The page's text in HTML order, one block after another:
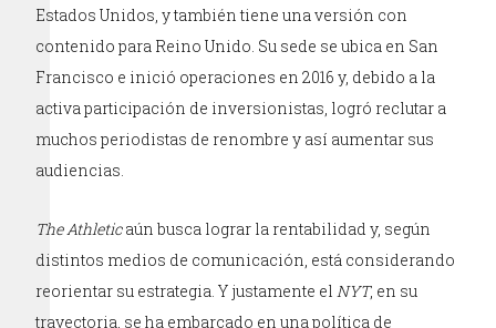
Estados Unidos, y también tiene una versión con
contenido para Reino Unido. Su sede se ubica en San
Francisco e inició operaciones en 2016 y, debido a la
activa participación de inversionistas, logró reclutar a
muchos periodistas de renombre y así aumentar sus
audiencias.
The Athleticaún busca lograr la rentabilidad y, según
distintos medios de comunicación, está considerando
reorientar su estrategia. Y justamente el NYT, en su
trayectoria, se ha embarcado en una política de